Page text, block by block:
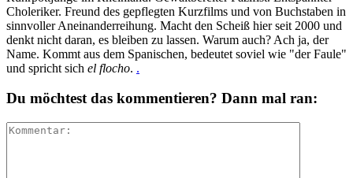
Choleriker. Freund des gepflegten Kurzfilms und von Buchstaben in
sinnvoller Aneinanderreihung. Macht den Scheiß hier seit 2000 und
denkt nicht daran, es bleiben zu lassen. Warum auch? Ach ja, der
Name. Kommt aus dem Spanischen, bedeutet soviel wie "der Faule"
und spricht sich el flocho. .
Du möchtest das kommentieren? Dann mal ran: